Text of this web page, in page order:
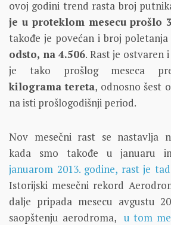
ovoj godini trend rasta broj
je u proteklom mesecu prošlo
takođe je povećan i broj poletanja
odsto, na 4.506. Rast je ostvaren
je tako prošlog meseca
kilograma tereta, odnosno šest
na isti prošlogodišnji period.
Nov mesečni rast se nastavlja
kada smo takođe u januaru
januarom 2013. godine, rast je
Istorijski mesečni rekord
dalje pripada mesecu avgustu
saopštenju aerodroma, u tom